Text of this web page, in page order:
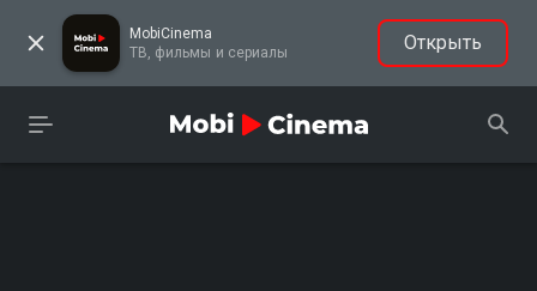
MobiCinema
ТВ, фильмы и сериалы
Открыть